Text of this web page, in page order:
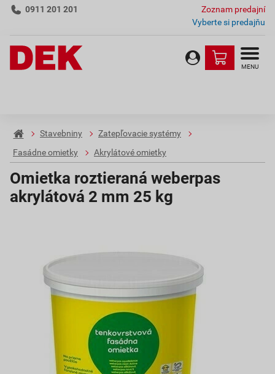
0911 201 201
Zoznam predajní
Vyberte si predajňu
MENU
Stavebniny
Zatepľovacie systémy
Fasádne omietky
Akrylátové omietky
Omietka roztieraná weberpas
akrylátová 2 mm 25 kg